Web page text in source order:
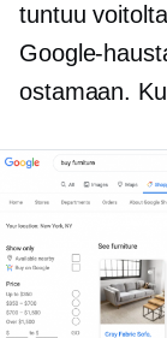
tuntuu
Google-
ostamaan.